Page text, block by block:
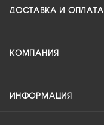
ДОСТАВКА И ОПЛАТА
КОМПАНИЯ
ИНФОРМАЦИЯ